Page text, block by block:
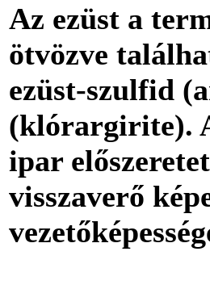
Az ezüst a
ötvözve
ezüst-szulfid
(klórargirite).
ipar
visszaverő